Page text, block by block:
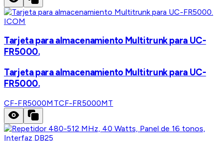
ICOM
Tarjeta para almacenamiento Multitrunk para UC-
FR5000.
Tarjeta para almacenamiento Multitrunk para UC-
FR5000.
CF-FR5000MTCF-FR5000MT